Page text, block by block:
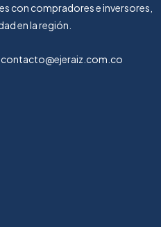
con compradores e inversores,
en la región.
contacto@ejeraiz.com.co